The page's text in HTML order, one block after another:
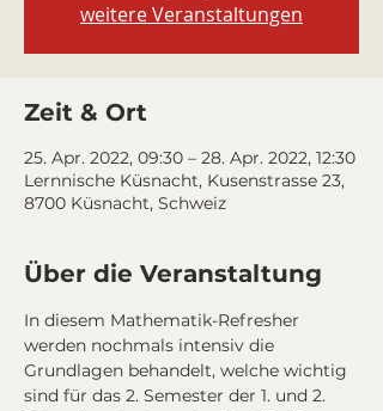
weitere Veranstaltungen
Zeit & Ort
25. Apr. 2022, 09:30 – 28. Apr. 2022, 12:30
Lernnische Küsnacht, Kusenstrasse 23,
8700 Küsnacht, Schweiz
Über die Veranstaltung
In diesem Mathematik-Refresher
werden nochmals intensiv die
Grundlagen behandelt, welche wichtig
sind für das 2. Semester der 1. und 2.